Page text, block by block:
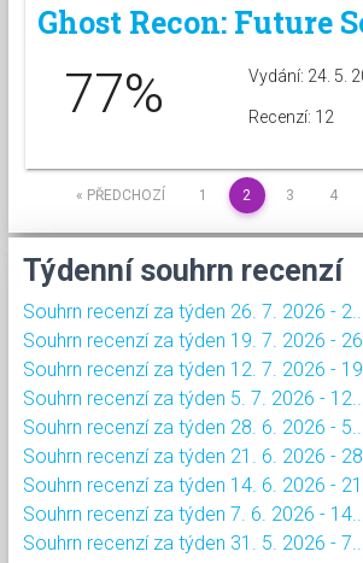
Ghost Recon: Future
77% Vydání: 24. 5.
Recenzí: 12
« PŘEDCHOZÍ 1 2 3 4
Týdenní souhrn recenzí
Souhrn recenzí za týden 26. 7. 2026 - 2....
Souhrn recenzí za týden 19. 7. 2026 -
Souhrn recenzí za týden 12. 7. 2026 -
Souhrn recenzí za týden 5. 7. 2026 - 12....
Souhrn recenzí za týden 28. 6. 2026 - 5....
Souhrn recenzí za týden 21. 6. 2026 -
Souhrn recenzí za týden 14. 6. 2026 -
Souhrn recenzí za týden 7. 6. 2026 - 14....
Souhrn recenzí za týden 31. 5. 2026 - 7....